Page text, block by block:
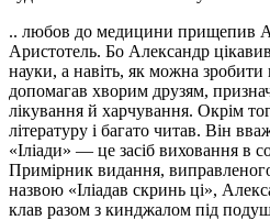
.. любов до медицини прищепив
Аристотель. Бо Александр
науки, а навіть, як можна зробити
допомагав хворим друзям,
лікування й харчування. Окрім
літературу і багато читав. Він
«Іліади» — це засіб виховання в
Примірник видання,
назвою «Іліадав скринь ці»,
клав разом з кинджалом під